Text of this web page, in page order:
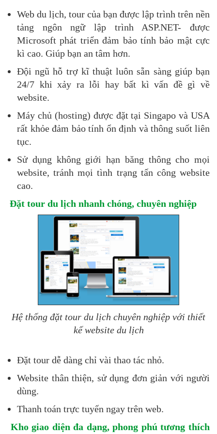
Web du lịch, tour của bạn được lập trình trên nền
tảng ngôn ngữ lập trình ASP.NET- được
Microsoft phát triển đảm bảo tính bảo mật cực
kì cao. Giúp bạn an tâm hơn.
Đội ngũ hỗ trợ kĩ thuật luôn sẵn sàng giúp bạn
24/7 khi xảy ra lỗi hay bất kì vấn đề gì về
website.
Máy chủ (hosting) được đặt tại Singapo và USA
rất khỏe đảm bảo tính ổn định và thông suốt liên
tục.
Sử dụng không giới hạn băng thông cho mọi
website, tránh mọi tình trạng tấn công website
cao.
Đặt tour du lịch nhanh chóng, chuyên nghiệp
Hệ thống đặt tour du lịch chuyên nghiệp với thiết
kế website du lịch​
Đặt tour dễ dàng chỉ vài thao tác nhỏ.
Website thân thiện, sử dụng đơn giản với người
dùng.
Thanh toán trực tuyến ngay trên web.
Kho giao diện đa dạng, phong phú tương thích